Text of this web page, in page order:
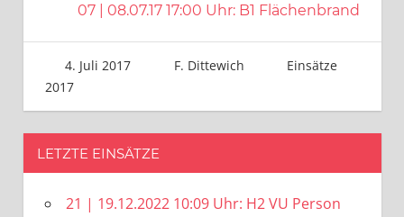
07 | 08.07.17 17:00 Uhr: B1 Flächenbrand
4. Juli 2017 F. Dittewich
Einsätze
2017
LETZTE EINSÄTZE
21 | 19.12.2022 10:09 Uhr: H2 VU Person